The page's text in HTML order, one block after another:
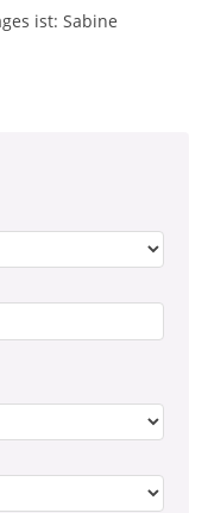
ist: Sabine